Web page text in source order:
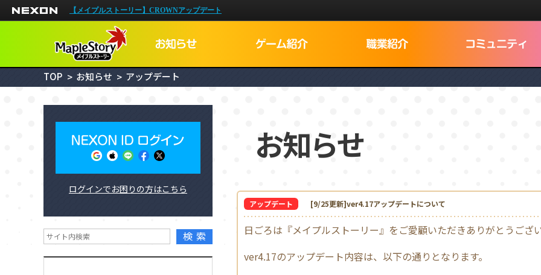
NEXON
【メイプルストーリー】CROWNアップデート
TOP お知らせ アップデート
お知らせ
アップデート [9/25更新]ver4.17アップデートについて
日ごろは『メイプルストーリー』をご愛顧いただきありがとうござ
ver4.17のアップデート内容は、以下の通りとなります。
NEXON IDログイン
ログインでお困りの方はこちら
メイプルIDでNEXON IDを検索
検索